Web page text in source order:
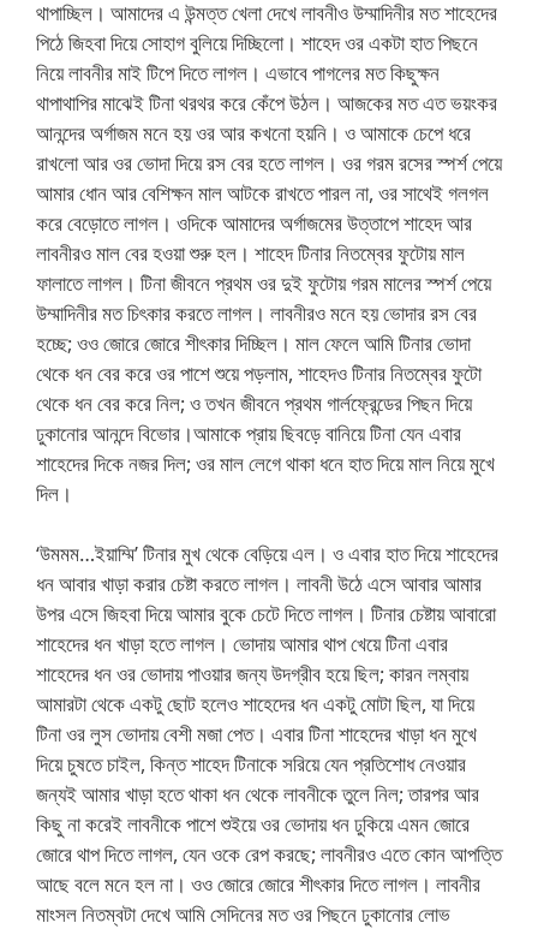
থাপাচ্ছিল। আমাদের এ উন্মত্ত খেলা দেখে লাবনীও উম্মাদিনীর মত শাহেদের
পিঠে জিহবা দিয়ে সোহাগ বুলিয়ে দিচ্ছিলো। শাহেদ ওর একটা হাত পিছনে
নিয়ে লাবনীর মাই টিপে দিতে লাগল। এভাবে পাগলের মত কিছুক্ষন
থাপাথাপির মাঝেই টিনা থরথর করে কেঁপে উঠল। আজকের মত এত ভয়ংকর
আনন্দের অর্গাজম মনে হয় ওর আর কখনো হয়নি। ও আমাকে চেপে ধরে
রাখলো আর ওর ভোদা দিয়ে রস বের হতে লাগল। ওর গরম রসের স্পর্শ পেয়ে
আমার ধোন আর বেশিক্ষন মাল আটকে রাখতে পারল না, ওর সাথেই গলগল
করে বেড়োতে লাগল। ওদিকে আমাদের অর্গাজমের উত্তাপে শাহেদ আর
লাবনীরও মাল বের হওয়া শুরু হল। শাহেদ টিনার নিতম্বের ফুটোয় মাল
ফালাতে লাগল। টিনা জীবনে প্রথম ওর দুই ফুটোয় গরম মালের স্পর্শ পেয়ে
উম্মাদিনীর মত চিৎকার করতে লাগল। লাবনীরও মনে হয় ভোদার রস বের
হচ্ছে; ওও জোরে জোরে শীৎকার দিচ্ছিল। মাল ফেলে আমি টিনার ভোদা
থেকে ধন বের করে ওর পাশে শুয়ে পড়লাম, শাহেদও টিনার নিতম্বের ফুটো
থেকে ধন বের করে নিল; ও তখন জীবনে প্রথম গার্লফ্রেন্ডের পিছন দিয়ে
ঢুকানোর আনন্দে বিভোর।আমাকে প্রায় ছিবড়ে বানিয়ে টিনা যেন এবার
শাহেদের দিকে নজর দিল; ওর মাল লেগে থাকা ধনে হাত দিয়ে মাল নিয়ে মুখে
দিল।
‘উমমম…ইয়াম্মি’ টিনার মুখ থেকে বেড়িয়ে এল। ও এবার হাত দিয়ে শাহেদের
ধন আবার খাড়া করার চেষ্টা করতে লাগল। লাবনী উঠে এসে আবার আমার
উপর এসে জিহবা দিয়ে আমার বুকে চেটে দিতে লাগল। টিনার চেষ্টায় আবারো
শাহেদের ধন খাড়া হতে লাগল। ভোদায় আমার থাপ খেয়ে টিনা এবার
শাহেদের ধন ওর ভোদায় পাওয়ার জন্য উদগ্রীব হয়ে ছিল; কারন লম্বায়
আমারটা থেকে একটু ছোট হলেও শাহেদের ধন একটু মোটা ছিল, যা দিয়ে
টিনা ওর লুস ভোদায় বেশী মজা পেত। এবার টিনা শাহেদের খাড়া ধন মুখে
দিয়ে চুষতে চাইল, কিন্ত শাহেদ টিনাকে সরিয়ে যেন প্রতিশোধ নেওয়ার
জন্যই আমার খাড়া হতে থাকা ধন থেকে লাবনীকে তুলে নিল; তারপর আর
কিছু না করেই লাবনীকে পাশে শুইয়ে ওর ভোদায় ধন ঢুকিয়ে এমন জোরে
জোরে থাপ দিতে লাগল, যেন ওকে রেপ করছে; লাবনীরও এতে কোন আপত্তি
আছে বলে মনে হল না। ওও জোরে জোরে শীৎকার দিতে লাগল। লাবনীর
মাংসল নিতম্বটা দেখে আমি সেদিনের মত ওর পিছনে ঢুকানোর লোভ